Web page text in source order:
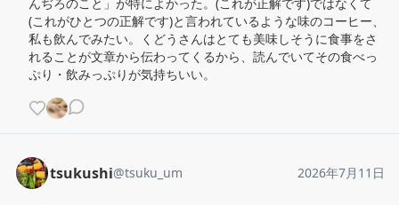
(これがひとつの正解です)と言われているような味のコーヒー、
私も飲んでみたい。くどうさんはとても美味しそうに食事をさ
れることが文章から伝わってくるから、読んでいてその食べっ
ぷり・飲みっぷりが気持ちいい。
tsukushi@tsuku_um 2026年7月11日